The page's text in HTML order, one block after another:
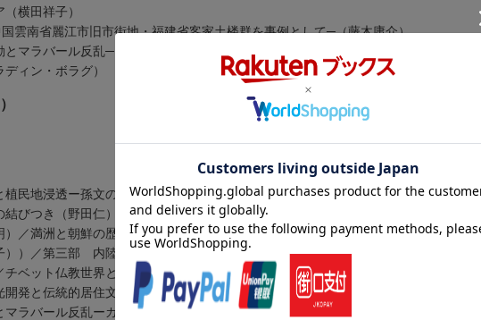
（横田祥子）
雲南省麗江市旧市街地・福建省客家土楼群を事例として─（藤木庸介）
マラバール反乱─ガーンディー『自叙伝』にまつわる疑問をめぐって─（間 永次郎
ィン・ボラグ）
民地浸透ー孫文の鉄道計画を事例にー（ボルジギン・ブレンサイン）／第一部
結びつき（野田仁）／シルクロードの現代性（トーマス・ホワイト））／第二部
／満洲と朝鮮の歴史的関係ー人種・言語・領域・人物の交流ー（金光林）／江戸
）／第三部 内陸周縁地帯における近現代（清代以降のモンゴルと中央アジアの
ベット仏教世界と「帝国」（棚瀬慈郎））／第四部 東南および南アジアにおけ
発と伝統的居住文化の相関ー中国雲南省麗江市旧市街地・福建省客家土楼群を事
ラバール反乱ーガーンディー『自叙伝』にまつわる疑問をめぐってー（間永次郎